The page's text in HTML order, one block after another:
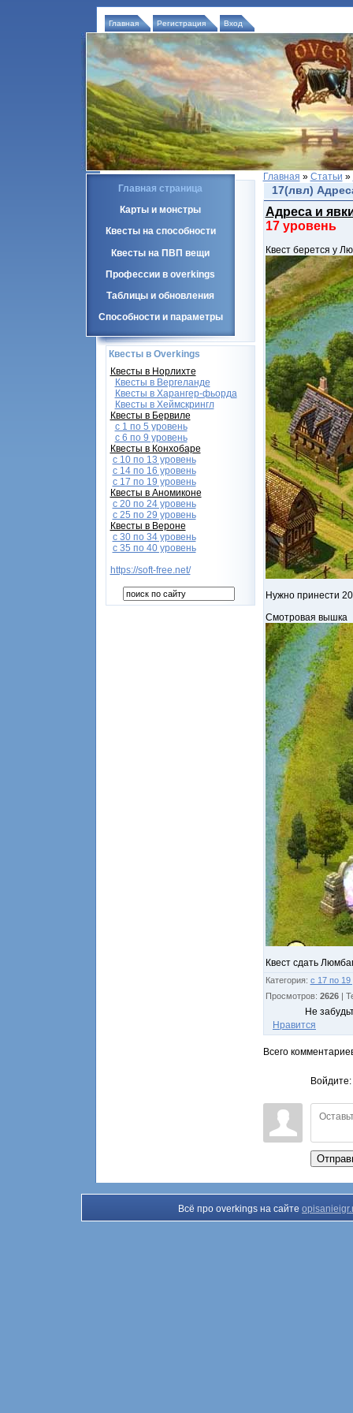
Главная Регистрация Вход
Главная страница
Карты и монстры
Квесты на способности
Квесты на ПВП вещи
Профессии в overkings
Таблицы и обновления
Способности и параметры
Квесты в Overkings
Квесты в Норлихте
Квесты в Вергеланде
Квесты в Харангер-фьорда
Квесты в Хеймскрингл
Квесты в Бервиле
с 1 по 5 уровень
с 6 по 9 уровень
Квесты в Конхобаре
c 10 по 13 уровень
с 14 по 16 уровень
с 17 по 19 уровень
Квесты в Аномиконе
с 20 по 24 уровень
с 25 по 29 уровень
Квесты в Вероне
с 30 по 34 уровень
с 35 по 40 уровень
https://soft-free.net/
Главная » Статьи »
17(лвл)
Адреса и
17 уровень
Квест берется у
Нужно принести
Смотровая вышка
Квест сдать
Категория: с 17 по 19
Просмотров: 2626|
Не
Нравится
Всего
Войдите:
Всё про overkings на сайте